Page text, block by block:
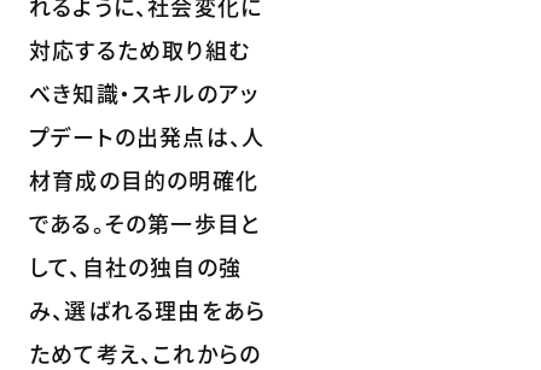
対応するため取り組む
べき知識・スキルのアッ
プデートの出発点は、人
材育成の目的の明確化
である。その第一歩目と
して、自社の独自の強
み、選ばれる理由をあら
ためて考え、これからの